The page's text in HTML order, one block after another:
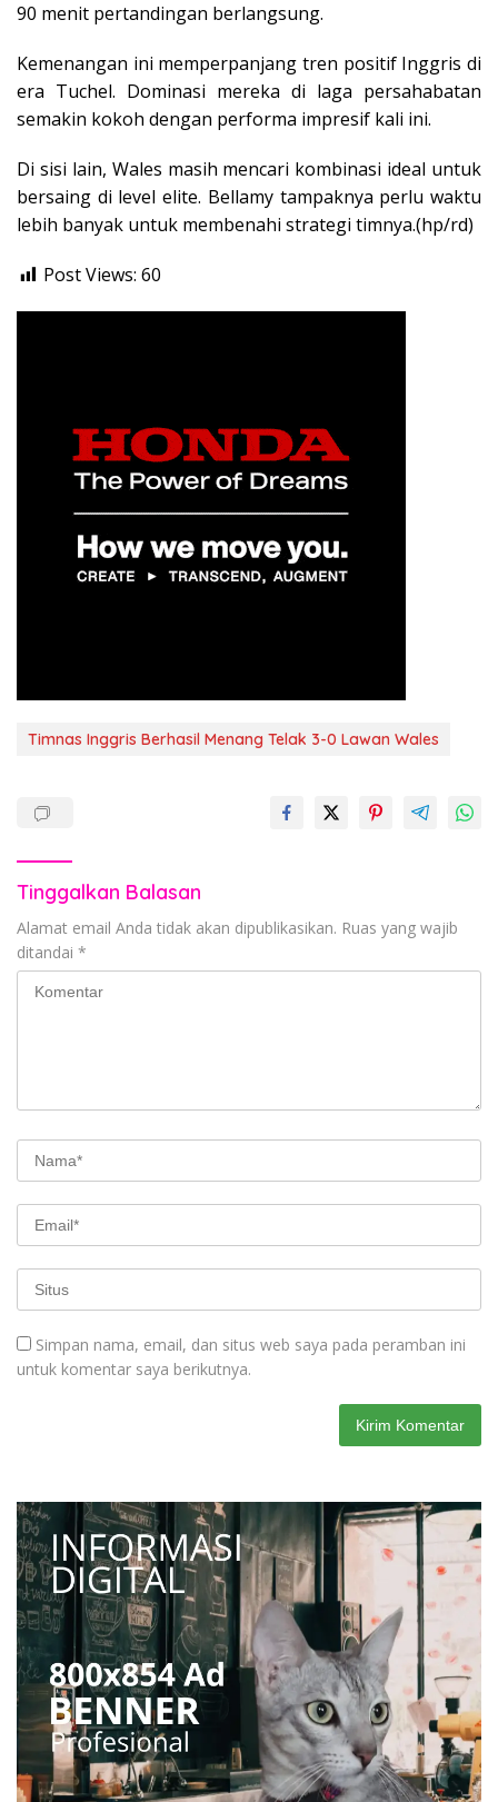
90 menit pertandingan berlangsung.
Kemenangan ini memperpanjang tren positif Inggris di
era Tuchel. Dominasi mereka di laga persahabatan
semakin kokoh dengan performa impresif kali ini.
Di sisi lain, Wales masih mencari kombinasi ideal untuk
bersaing di level elite. Bellamy tampaknya perlu waktu
lebih banyak untuk membenahi strategi timnya.(hp/rd)
Post Views: 60
Timnas Inggris Berhasil Menang Telak 3-0 Lawan Wales
Tinggalkan Balasan
Alamat email Anda tidak akan dipublikasikan. Ruas yang wajib
ditandai *
Simpan nama, email, dan situs web saya pada peramban ini
untuk komentar saya berikutnya.